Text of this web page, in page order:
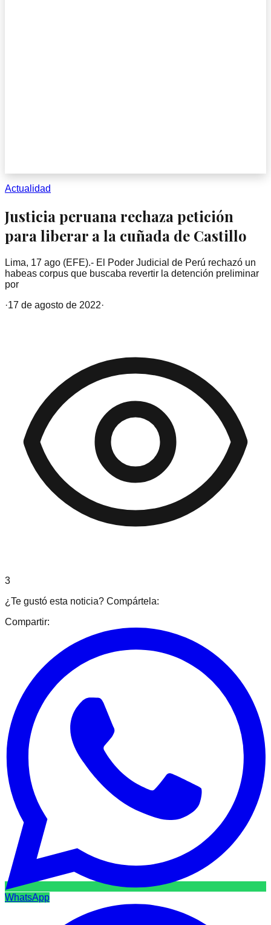
Actualidad
Justicia peruana rechaza petición
para liberar a la cuñada de Castillo
Lima, 17 ago (EFE).- El Poder Judicial de Perú rechazó un
habeas corpus que buscaba revertir la detención preliminar
por
·17 de agosto de 2022·
3
¿Te gustó esta noticia? Compártela:
Compartir:
WhatsApp